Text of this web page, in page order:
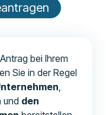
bei Ihrem
Sie in der Regel
,
und den